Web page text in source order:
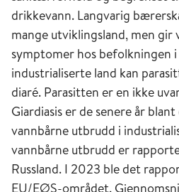
drikkevann. Langvarig
mange utviklingsland, men gir
symptomer hos befolkningen i
industrialiserte land kan
diaré. Parasitten er en ikke
Giardiasis er de senere år
vannbårne utbrudd i
vannbårne utbrudd er
Russland. I 2023 ble det
EU/EØS-området.